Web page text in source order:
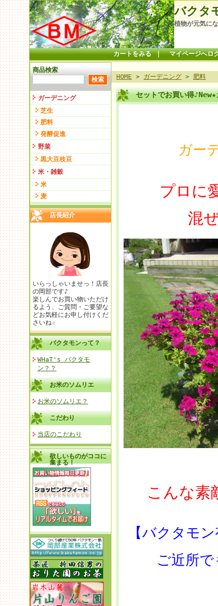
バクタ
植物が元気に
カートをみる｜ マイページへロ
商品検索
ガーデニング
芝生
肥料
発酵促進
野菜
黒大豆枝豆
米・雑穀
米
麦
店長紹介
いらっしゃいませっ！店長
の岡部です♪
楽しんでお買い物いただけ
るよう、ご質問・ご要望な
どお気軽にお申し付けくだ
さいね☆
バクタモンって？
WHaT's バクタモ
ン？？
お米のソムリエ
お米のソムリエ？
こだわり
当店のこだわり
欲しいものがココに
集まる！
HOME > ガーデニング > 肥料
セットでお買い得
ガー
プロに
混
こんな素
【バクタモ
ご近所